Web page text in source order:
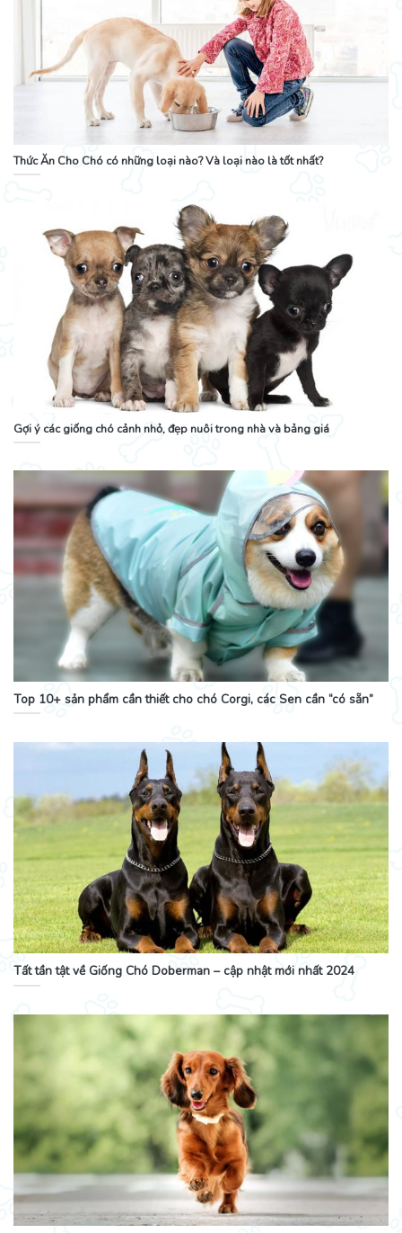
Thức Ăn Cho Chó có những loại nào? Và loại nào là tốt nhất?
Gợi ý các giống chó cảnh nhỏ, đẹp nuôi trong nhà và bảng giá
Top 10+ sản phẩm cần thiết cho chó Corgi, các Sen cần “có sẵn”
Tất tần tật về Giống Chó Doberman – cập nhật mới nhất 2024